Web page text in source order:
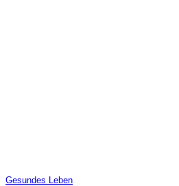
Gesundes Leben